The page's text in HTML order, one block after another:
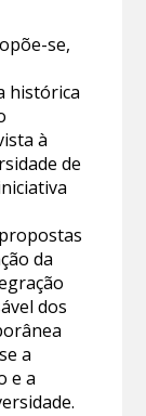
se,
histórica
à
de
da
dos
a
e a